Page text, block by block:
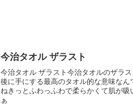
今治タオル ザラスト
今治タオル ザラスト今治タオルのザラ
後に手にする最高のタオル的な意味な
ねきっとふわっふわで柔らかくて肌が
ぁ